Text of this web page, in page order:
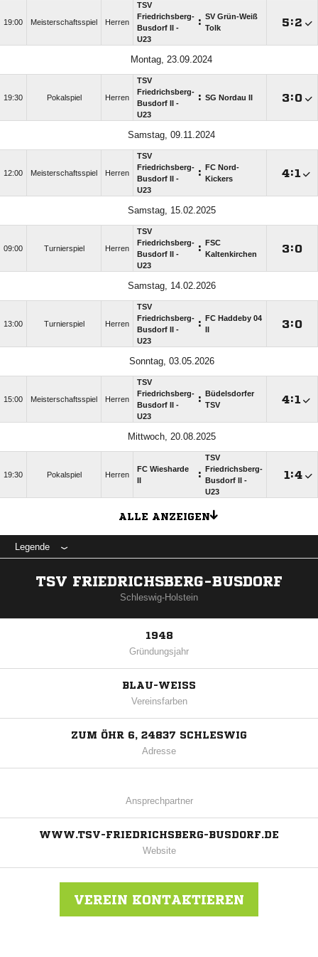
19:00 Meisterschaftsspiel Herren
TSV
Friedrichsberg-
Busdorf II -
U23
: SV Grün-Weiß
Tolk
:
Montag, 23.09.2024
19:30 Pokalspiel Herren
TSV
Friedrichsberg-
Busdorf II -
U23
: SG Nordau II :
Samstag, 09.11.2024
12:00 Meisterschaftsspiel Herren
TSV
Friedrichsberg-
Busdorf II -
U23
:
FC Nord-
Kickers
:
Samstag, 15.02.2025
09:00 Turnierspiel Herren
TSV
Friedrichsberg-
Busdorf II -
U23
:
FSC
Kaltenkirchen
:
Samstag, 14.02.2026
13:00 Turnierspiel Herren
TSV
Friedrichsberg-
Busdorf II -
U23
:
FC Haddeby 04
:
Sonntag, 03.05.2026
15:00 Meisterschaftsspiel Herren
TSV
Friedrichsberg-
Busdorf II -
U23
:
Büdelsdorfer
TSV
:
Mittwoch, 20.08.2025
19:30 Pokalspiel Herren
FC Wiesharde
:
TSV
Friedrichsberg-
Busdorf II -
U23
:
ALLE ANZEIGEN
Legende
TSV FRIEDRICHSBERG-BUSDORF
Schleswig-Holstein
1948
Gründungsjahr
BLAU-WEISS
Vereinsfarben
ZUM ÖHR 6, 24837 SCHLESWIG
Adresse
Ansprechpartner
WWW.TSV-FRIEDRICHSBERG-BUSDORF.DE
Website
VEREIN KONTAKTIEREN